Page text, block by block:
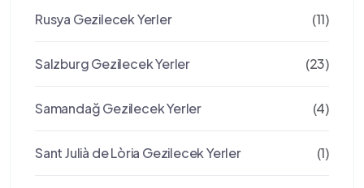
Rusya Gezilecek Yerler (11)
Salzburg Gezilecek Yerler (23)
Samandağ Gezilecek Yerler (4)
Sant Julià de Lòria Gezilecek Yerler (1)